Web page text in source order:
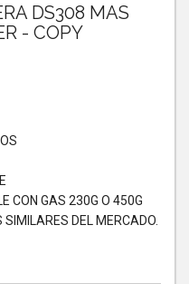
DS308 MAS
- COPY
CON GAS 230G O 450G
DEL MERCADO.